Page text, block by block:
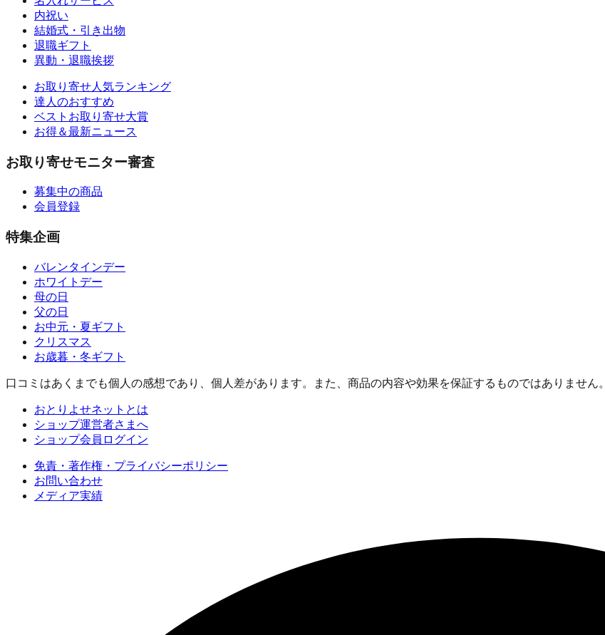
内祝い
結婚式・引き出物
退職ギフト
異動・退職挨拶
お取り寄せ人気ランキング
達人のおすすめ
ベストお取り寄せ大賞
お得＆最新ニュース
お取り寄せモニター審査
募集中の商品
会員登録
特集企画
バレンタインデー
ホワイトデー
母の日
父の日
お中元・夏ギフト
クリスマス
お歳暮・冬ギフト
口コミはあくまでも個人の感想であり、個人差があります。また、商品の内容や効果を保証するものではありません。
おとりよせネットとは
ショップ運営者さまへ
ショップ会員ログイン
免責・著作権・プライバシーポリシー
お問い合わせ
メディア実績